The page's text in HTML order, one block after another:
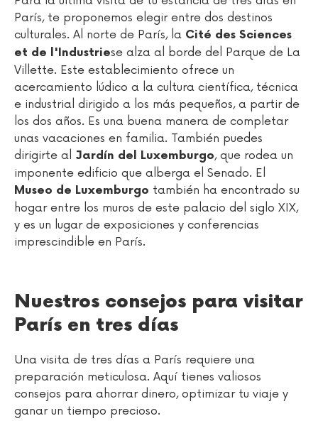
París, te proponemos elegir entre dos destinos
culturales. Al norte de París, la Cité des Sciences
et de l'Industriese alza al borde del Parque de La
Villette. Este establecimiento ofrece un
acercamiento lúdico a la cultura científica, técnica
e industrial dirigido a los más pequeños, a partir de
los dos años. Es una buena manera de completar
unas vacaciones en familia. También puedes
dirigirte al Jardín del Luxemburgo, que rodea un
imponente edificio que alberga el Senado. El
Museo de Luxemburgo también ha encontrado su
hogar entre los muros de este palacio del siglo XIX,
y es un lugar de exposiciones y conferencias
imprescindible en París.
Nuestros consejos para visitar
París en tres días
Una visita de tres días a París requiere una
preparación meticulosa. Aquí tienes valiosos
consejos para ahorrar dinero, optimizar tu viaje y
ganar un tiempo precioso.